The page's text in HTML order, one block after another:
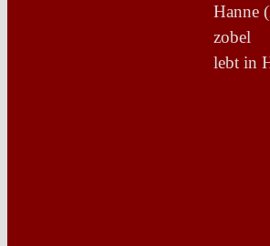
Hanne
zobel
lebt in